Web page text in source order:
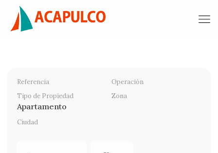
Referencia
Operación
Tipo de Propiedad
Apartamento
Zona
Ciudad